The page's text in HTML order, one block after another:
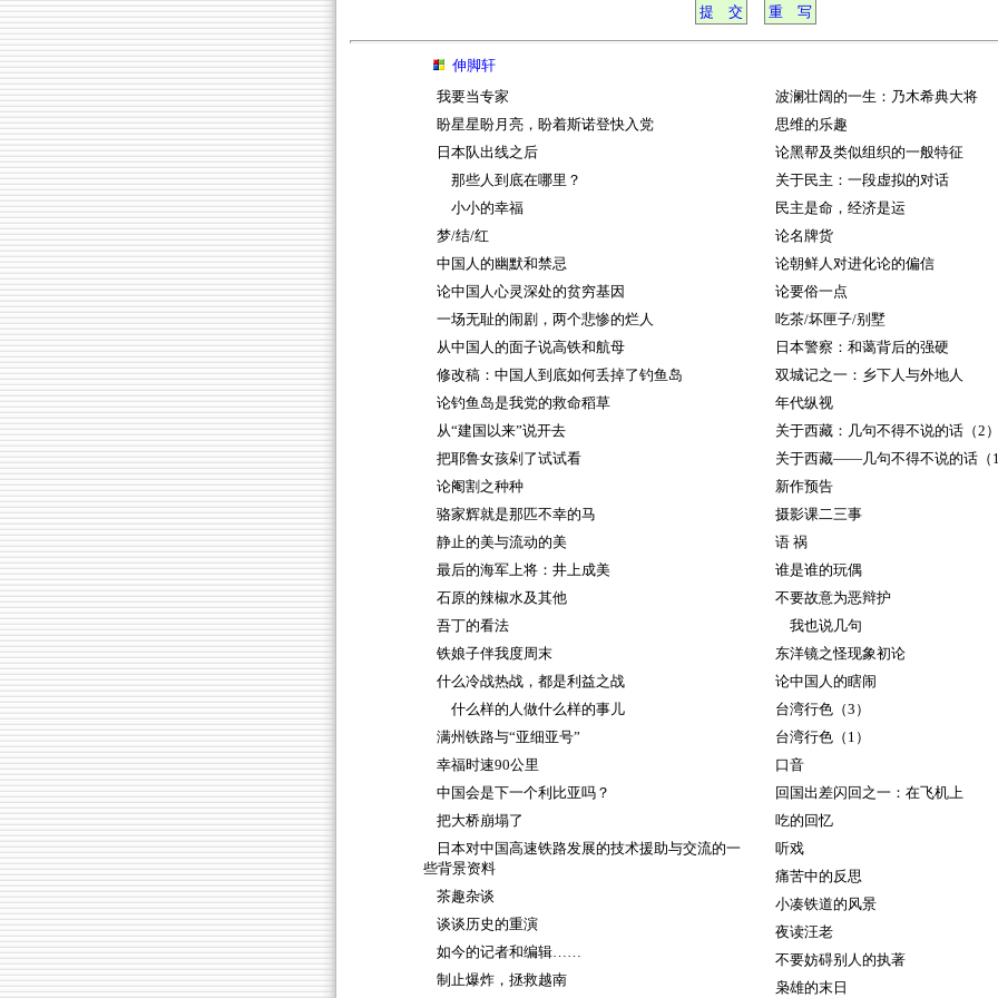
伸脚轩
我要当专家
盼星星盼月亮，盼着斯诺登快入党
日本队出线之后
那些人到底在哪里？
小小的幸福
梦/结/红
中国人的幽默和禁忌
论中国人心灵深处的贫穷基因
一场无耻的闹剧，两个悲惨的烂人
从中国人的面子说高铁和航母
修改稿：中国人到底如何丢掉了钓鱼岛
论钓鱼岛是我党的救命稻草
从“建国以来”说开去
把耶鲁女孩剁了试试看
论阉割之种种
骆家辉就是那匹不幸的马
静止的美与流动的美
最后的海军上将：井上成美
石原的辣椒水及其他
吾丁的看法
铁娘子伴我度周末
什么冷战热战，都是利益之战
什么样的人做什么样的事儿
满州铁路与“亚细亚号”
幸福时速90公里
中国会是下一个利比亚吗？
把大桥崩塌了
日本对中国高速铁路发展的技术援助与交流的一
些背景资料
茶趣杂谈
谈谈历史的重演
如今的记者和编辑……
制止爆炸，拯救越南
波澜壮阔的一生：乃木希典大将
思维的乐趣
论黑帮及类似组织的一般特征
关于民主：一段虚拟的对话
民主是命，经济是运
论名牌货
论朝鲜人对进化论的偏信
论要俗一点
吃茶/坏匣子/别墅
日本警察：和蔼背后的强硬
双城记之一：乡下人与外地人
年代纵视
关于西藏：几句不得不说的话（2
关于西藏——几句不得不说的话（
新作预告
摄影课二三事
语 祸
谁是谁的玩偶
不要故意为恶辩护
我也说几句
东洋镜之怪现象初论
论中国人的瞎闹
台湾行色（3）
台湾行色（1）
口音
回国出差闪回之一：在飞机上
吃的回忆
听戏
痛苦中的反思
小凑铁道的风景
夜读汪老
不要妨碍别人的执著
枭雄的末日